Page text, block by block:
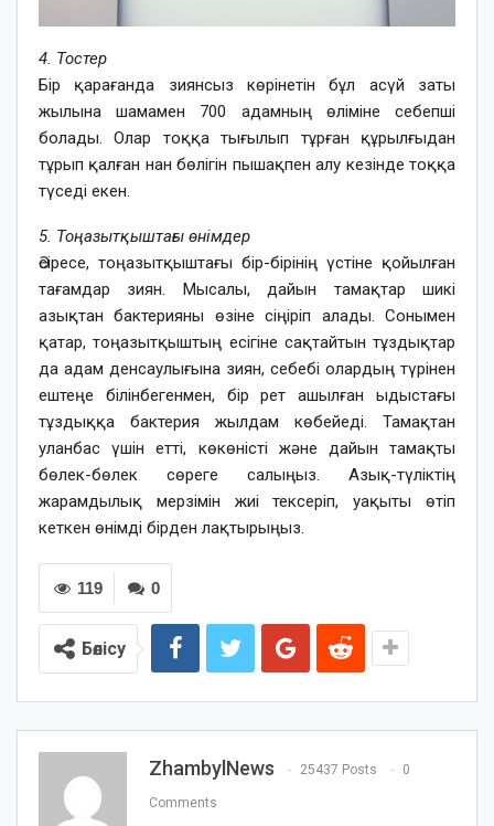
4. Тостер
Бір қарағанда зиянсыз көрінетін бұл асүй заты
жылына шамамен 700 адамның өліміне себепші
болады. Олар тоққа тығылып тұрған құрылғыдан
тұрып қалған нан бөлігін пышақпен алу кезінде тоққа
түседі екен.
5. Тоңазытқыштағы өнімдер
Әсіресе, тоңазытқыштағы бір-бірінің үстіне қойылған
тағамдар зиян. Мысалы, дайын тамақтар шикі
азықтан бактерияны өзіне сіңіріп алады. Сонымен
қатар, тоңазытқыштың есігіне сақтайтын тұздықтар
да адам денсаулығына зиян, себебі олардың түрінен
ештеңе білінбегенмен, бір рет ашылған ыдыстағы
тұздыққа бактерия жылдам көбейеді. Тамақтан
уланбас үшін етті, көкөністі және дайын тамақты
бөлек-бөлек сөреге салыңыз. Азық-түліктің
жарамдылық мерзімін жиі тексеріп, уақыты өтіп
кеткен өнімді бірден лақтырыңыз.
0
119
Бөлісу
ZhambylNews 25437 Posts 0
Comments